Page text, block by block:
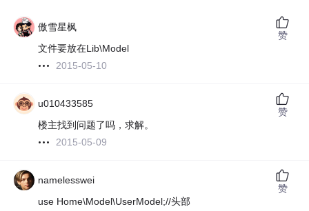
傲雪星枫
文件要放在Lib\Model
2015-05-10
赞
u010433585
楼主找到问题了吗，求解。
2015-05-09
赞
namelesswei
use Home\Model\UserModel;//头部
赞